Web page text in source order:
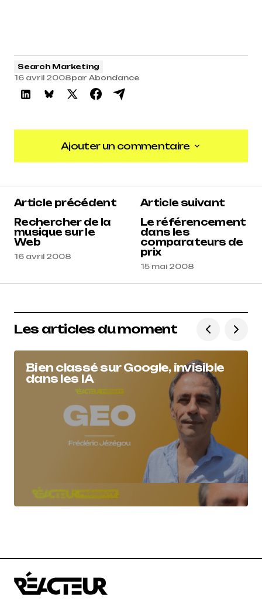
Search Marketing
16 avril 2008par Abondance
Ajouter un commentaire
Ajouter un commentaire
Article précédent
Rechercher de la
musique sur le
Web
16 avril 2008
Article suivant
Le référencement
dans les
comparateurs de
prix
15 mai 2008
Les articles du moment
Bien classé sur Google, invisible
dans les IA